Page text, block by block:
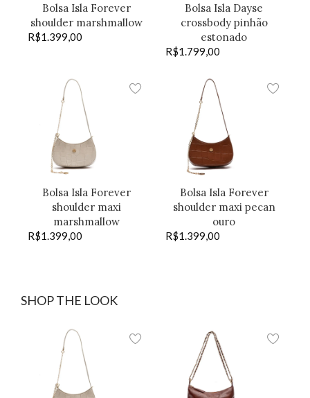
Bolsa Isla Forever
shoulder marshmallow
R$1.399,00
Bolsa Isla Dayse
crossbody pinhão
estonado
R$1.799,00
Bolsa Isla Forever
shoulder maxi
marshmallow
R$1.399,00
Bolsa Isla Forever
shoulder maxi pecan
ouro
R$1.399,00
SHOP THE LOOK